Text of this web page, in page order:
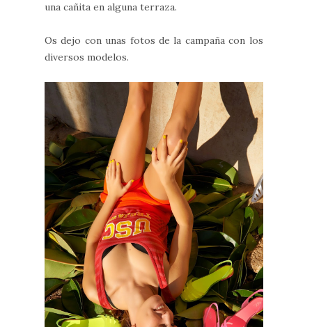
una cañita en alguna terraza.
Os dejo con unas fotos de la campaña con los
diversos modelos.